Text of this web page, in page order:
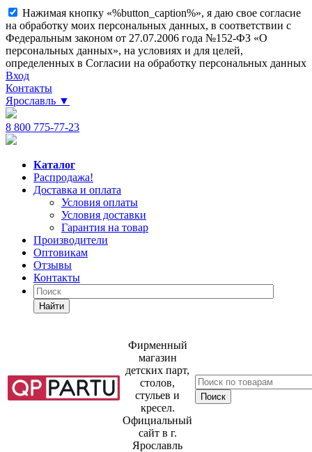
Нажимая кнопку «%button_caption%», я даю свое согласие
на обработку моих персональных данных, в соответствии с
Федеральным законом от 27.07.2006 года №152-ФЗ «О
персональных данных», на условиях и для целей,
определенных в Согласии на обработку персональных данных
Вход
Контакты
Ярославль ▼
8 800 775-77-23
Каталог
Распродажа!
Доставка и оплата
Условия оплаты
Условия доставки
Гарантия на товар
Производители
Оптовикам
Отзывы
Контакты
Найти
Фирменный
магазин
детских парт,
столов,
стульев и
кресел.
Официальный
сайт в г.
Ярославль